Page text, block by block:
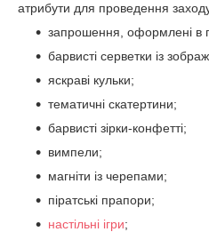
атрибути для проведення
запрошення, оформлені в
барвисті серветки із
яскраві кульки;
тематичні скатертини;
барвисті зірки-конфетті;
вимпели;
магніти із черепами;
піратські прапори;
настільні ігри;